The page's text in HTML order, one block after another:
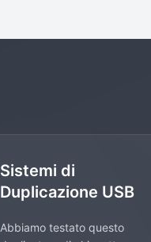
Sistemi di
Duplicazione USB
Abbiamo testato questo